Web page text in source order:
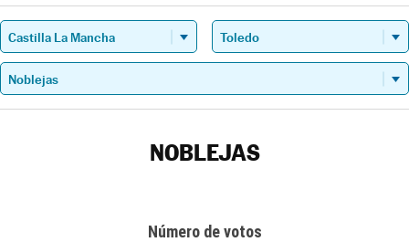
NOBLEJAS
Número de votos